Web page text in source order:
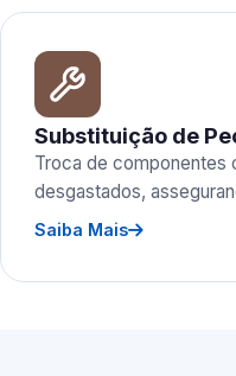
Substituição de
Troca de componentes
desgastados,
Saiba Mais